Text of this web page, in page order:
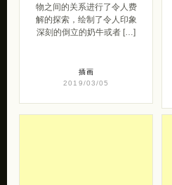
物之间的关系进行了令人费
解的探索，绘制了令人印象
深刻的倒立的奶牛或者 […]
插画
2019/03/05